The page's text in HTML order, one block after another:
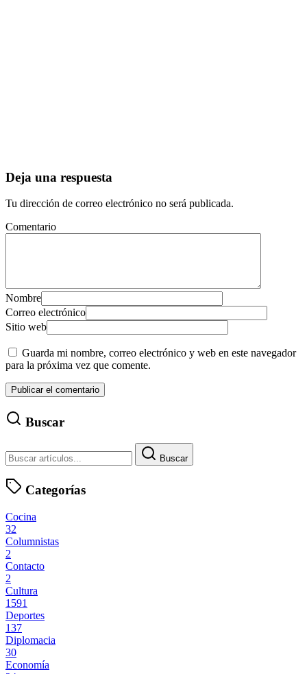
Deja una respuesta
Tu dirección de correo electrónico no será publicada.
Comentario
Nombre
Correo electrónico
Sitio web
Guarda mi nombre, correo electrónico y web en este navegador
para la próxima vez que comente.
Buscar
Buscar
Categorías
Cocina
32
Columnistas
2
Contacto
2
Cultura
1591
Deportes
137
Diplomacia
30
Economía